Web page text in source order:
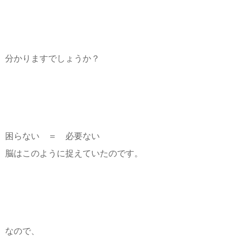
分かりますでしょうか？
困らない ＝ 必要ない
脳はこのように捉えていたのです。
なので、